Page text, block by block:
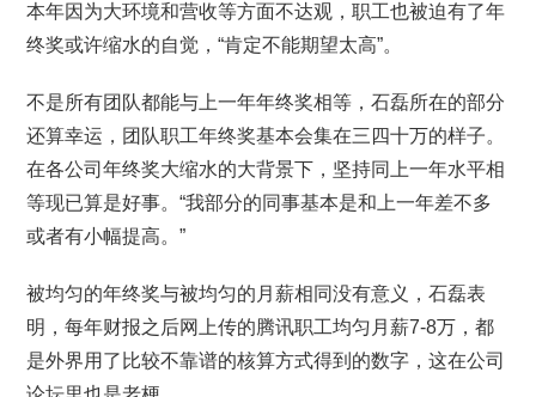
本年因为大环境和营收等方面不达观，职工也被迫有了年
终奖或许缩水的自觉，“肯定不能期望太高”。
不是所有团队都能与上一年年终奖相等，石磊所在的部分
还算幸运，团队职工年终奖基本会集在三四十万的样子。
在各公司年终奖大缩水的大背景下，坚持同上一年水平相
等现已算是好事。“我部分的同事基本是和上一年差不多
或者有小幅提高。”
被均匀的年终奖与被均匀的月薪相同没有意义，石磊表
明，每年财报之后网上传的腾讯职工均匀月薪7-8万，都
是外界用了比较不靠谱的核算方式得到的数字，这在公司